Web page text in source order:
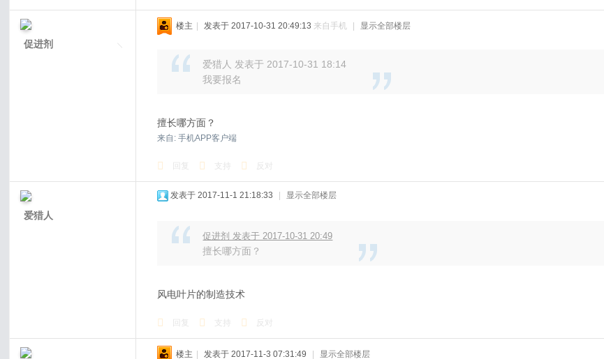
促进剂
楼主 | 发表于 2017-10-31 20:49:13 来自手机 | 显示全部楼层
爱猎人 发表于 2017-10-31 18:14
我要报名
擅长哪方面？
来自: 手机APP客户端
回复 支持 反对
爱猎人
发表于 2017-11-1 21:18:33 显示全部楼层
促进剂 发表于 2017-10-31 20:49
擅长哪方面？
风电叶片的制造技术
回复 支持 反对
楼主 | 发表于 2017-11-3 07:31:49 | 显示全部楼层